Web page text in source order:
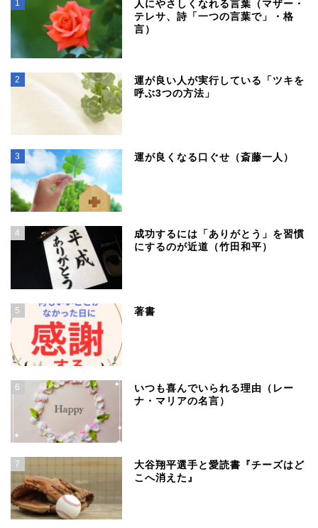
1
人にやさしくなれる言葉（マザー・
テレサ、詩「一つの言葉で」・格
言）
2
運が良い人が実行している「ツキを
呼ぶ3つの方法」
3 運が良くなる口ぐせ（斎藤一人）
4
成功するには「ありがとう」を習慣
にするのが近道（竹田和平）
5 著書
6
いつも喜んでいられる理由（レー
ナ・マリアの名言）
7
大谷翔平選手と愛読書『チーズはど
こへ消えた』